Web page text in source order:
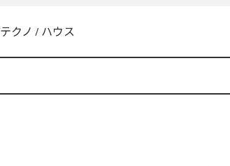
テクノ / ハウス